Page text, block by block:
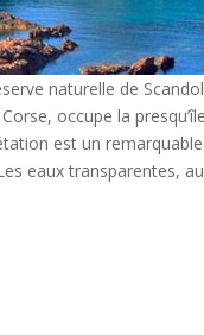
naturelle de
occupe la
est un
eaux transparentes,